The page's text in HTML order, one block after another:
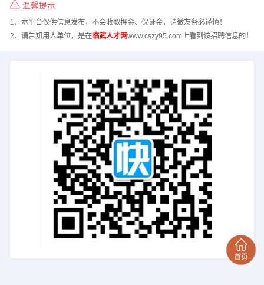
温馨提示
1、本平台仅供信息发布，不会收取押金、保证金，请微友务必谨慎！
2、请告知用人单位，是在临武人才网www.cszy95.com上看到该招聘信息的！